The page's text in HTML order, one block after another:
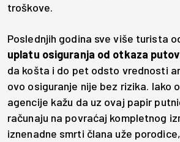
troškove.
Poslednjih godina sve više turista
uplatu osiguranja od otkaza
da košta i do pet odsto vrednosti
ovo osiguranje nije bez rizika. Iako
agencije kažu da uz ovaj papir
računaju na povraćaj kompletnog
iznenadne smrti člana uže